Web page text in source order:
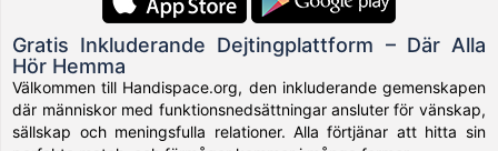
Gratis Inkluderande Dejtingplattform – Där Alla
Hör Hemma
Välkommen till Handispace.org, den inkluderande gemenskapen
där människor med funktionsnedsättningar ansluter för vänskap,
sällskap och meningsfulla relationer. Alla förtjänar att hitta sin